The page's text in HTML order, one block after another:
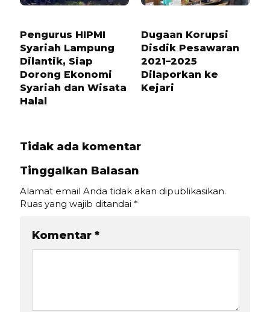
Pengurus HIPMI
Syariah Lampung
Dilantik, Siap
Dorong Ekonomi
Syariah dan Wisata
Halal
Dugaan Korupsi
Disdik Pesawaran
2021–2025
Dilaporkan ke
Kejari
Tidak ada komentar
Tinggalkan Balasan
Alamat email Anda tidak akan dipublikasikan.
Ruas yang wajib ditandai *
Komentar *